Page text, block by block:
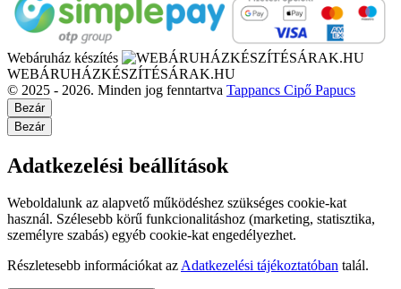
Webáruház készítés
WEBÁRUHÁZKÉSZÍTÉSÁRAK.HU
© 2025 - 2026. Minden jog fenntartva Tappancs Cipő Papucs
Bezár
Bezár
Adatkezelési beállítások
Weboldalunk az alapvető működéshez szükséges cookie-kat
használ. Szélesebb körű funkcionalitáshoz (marketing, statisztika,
személyre szabás) egyéb cookie-kat engedélyezhet.
Részletesebb információkat azAdatkezelési tájékoztatóban talál.